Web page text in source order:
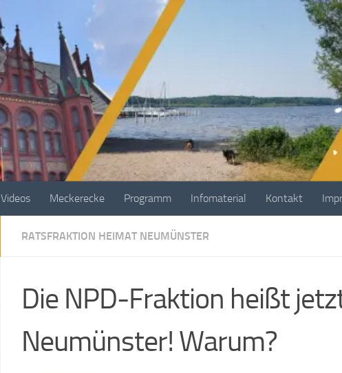
Videos Meckerecke Programm Infomaterial Kontakt
RATSFRAKTION HEIMAT NEUMÜNSTER
Die NPD-Fraktion heißt
Neumünster! Warum?